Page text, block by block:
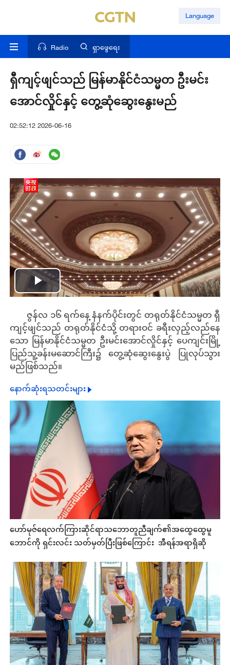
Language
Radio ရှာဖွေရေး
ရှီကျင့်ဖျင်သည် မြန်မာနိုင်ငံသမ္မတ ဦးမင်း
အောင်လှိုင်နှင့် တွေ့ဆုံဆွေးနွေးမည်
02:52:12 2026-06-16
Play
Video
ဇွန်လ ၁၆ ရက်နေ့ နံနက်ပိုင်းတွင် တရုတ်နိုင်ငံသမ္မတ ရှီ
ကျင့်ဖျင်သည် တရုတ်နိုင်ငံသို့ တရားဝင် ခရီးလှည့်လည်နေ
သော မြန်မာနိုင်ငံသမ္မတ ဦးမင်းအောင်လှိုင်နှင့် ပေကျင်းမြို့
ပြည်သူ့ခန်းမဆောင်ကြီး၌ တွေ့ဆုံဆွေးနွေးပွဲ ပြုလုပ်သွား
မည်ဖြစ်သည်။
နောက်ဆုံးရသတင်းများ
ဟော်မုဇ်ရေလက်ကြားဆိုင်ရာသဘောတူညီချက်၏အထွေထွေမူ
ဘောင်ကို ရှင်းလင်း သတ်မှတ်ပြီးဖြစ်ကြောင်း အီရန်အရာရှိဆို